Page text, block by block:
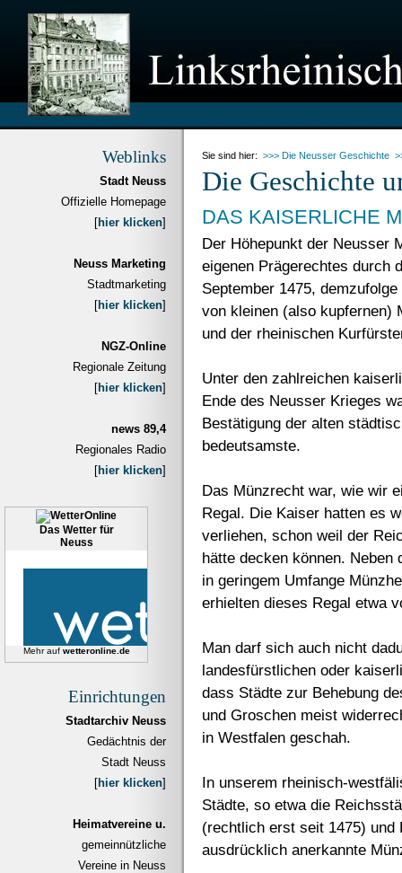
Weblinks
Stadt Neuss
Offizielle Homepage
[hier klicken]
Neuss Marketing
Stadtmarketing
[hier klicken]
NGZ-Online
Regionale Zeitung
[hier klicken]
news 89,4
Regionales Radio
[hier klicken]
Das Wetter für
Neuss
Mehr auf wetteronline.de
Einrichtungen
Stadtarchiv Neuss
Gedächtnis der
Stadt Neuss
[hier klicken]
Heimatvereine u.
gemeinnützliche
Vereine in Neuss
Sie sind hier: >>> Die Neusser Geschichte
Die Geschichte
DAS KAISERLICHE
Der Höhepunkt der Neusser
eigenen Prägerechtes durch
September 1475,
von kleinen (also kupfernen)
und der rheinischen
Unter den zahlreichen
Ende des Neusser Krieges
Bestätigung der alten
bedeutsamste.
Das Münzrecht war, wie wir
Regal. Die Kaiser hatten es
verliehen, schon weil der
hätte decken können. Neben
in geringem Umfange
erhielten dieses Regal etwa
Man darf sich auch nicht
landesfürstlichen oder
dass Städte zur Behebung
und Groschen meist
in Westfalen geschah.
In unserem rheinisch-
Städte, so etwa die
(rechtlich erst seit 1475) und
ausdrücklich anerkannte